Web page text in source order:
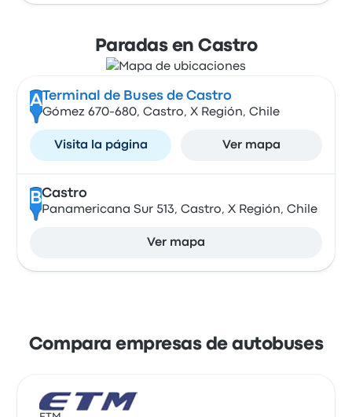
Paradas en Castro
A Terminal de Buses de Castro
Gómez 670-680, Castro, X Región, Chile
Visita la página Ver mapa
BCastro
Panamericana Sur 513, Castro, X Región, Chile
Ver mapa
Compara empresas de autobuses